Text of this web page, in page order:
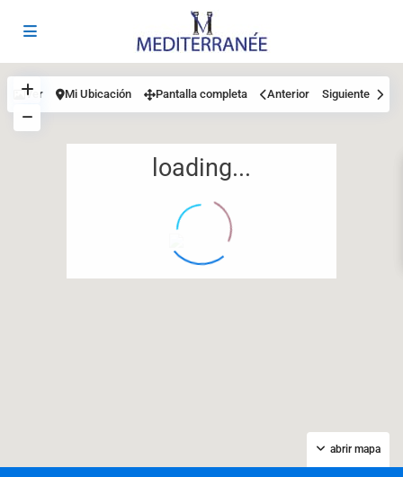
12
loading...
abrir mapa
Ver Mi Ubicación Pantalla completa Anterior Siguiente